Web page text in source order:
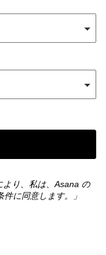
り、私は、Asana の
件に同意します。」